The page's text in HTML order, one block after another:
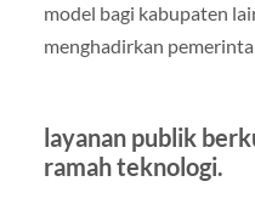
model bagi kabupaten
menghadirkan
layanan publik
ramah teknologi.